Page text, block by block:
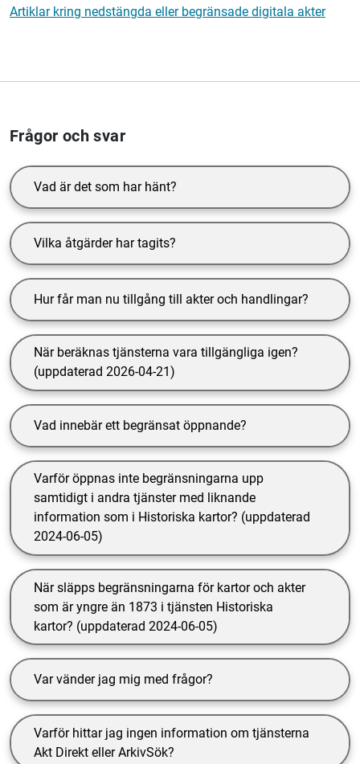
Artiklar kring nedstängda eller begränsade digitala akter
Frågor och svar
Vad är det som har hänt?
Vilka åtgärder har tagits?
Hur får man nu tillgång till akter och handlingar?
När beräknas tjänsterna vara tillgängliga igen?
(uppdaterad 2026-04-21)
Vad innebär ett begränsat öppnande?
Varför öppnas inte begränsningarna upp
samtidigt i andra tjänster med liknande
information som i Historiska kartor? (uppdaterad
2024-06-05)
När släpps begränsningarna för kartor och akter
som är yngre än 1873 i tjänsten Historiska
kartor? (uppdaterad 2024-06-05)
Var vänder jag mig med frågor?
Varför hittar jag ingen information om tjänsterna
Akt Direkt eller ArkivSök?